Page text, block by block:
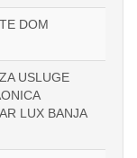
DOM
USLUGE
LUX BANJA